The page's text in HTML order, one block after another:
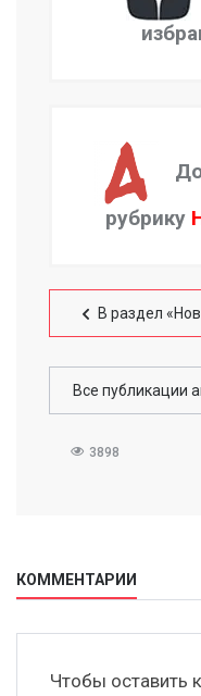
рубрику
В раздел
Все публикации
3898
КОММЕНТАРИИ
Чтобы оставить